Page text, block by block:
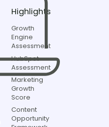
Highlights
Growth
Engine
Assessment
HubSpot
Assessment
Marketing
Growth
Score
Content
Opportunity